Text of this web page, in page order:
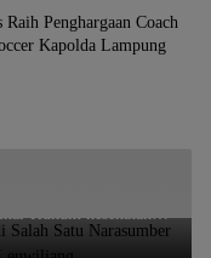
Penghargaan Coach
Kapolda Lampung
Menjadi Salah
Hukum kesehatan